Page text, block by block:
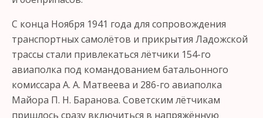
С конца Ноября 1941 года для сопровождения
транспортных самолётов и прикрытия Ладожской
трассы стали привлекаться лётчики 154-го
авиаполка под командованием батальонного
комиссара А. А. Матвеева и 286-го авиаполка
Майора П. Н. Баранова. Советским лётчикам
пришлось сразу включиться в напряжённую